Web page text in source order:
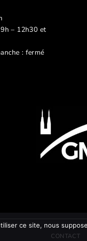
– 12h30 et
: fermé
CONTACT
ce site, nous